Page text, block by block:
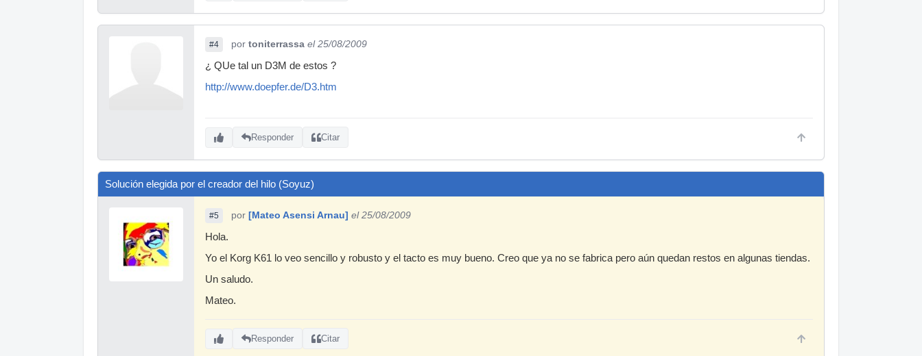
#4 por toniterrassa el 25/08/2009
¿ QUe tal un D3M de estos ?
http://www.doepfer.de/D3.htm
Responder Citar
Solución elegida por el creador del hilo (Soyuz)
#5 por [Mateo Asensi Arnau] el 25/08/2009
Hola.
Yo el Korg K61 lo veo sencillo y robusto y el tacto es muy bueno. Creo que ya no se fabrica pero aún quedan restos en algunas tiendas.
Un saludo.
Mateo.
Responder Citar